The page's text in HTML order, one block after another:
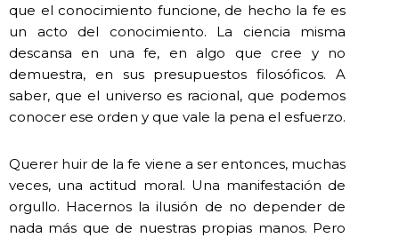
que el conocimiento funcione, de hecho la fe es
un acto del conocimiento. La ciencia misma
descansa en una fe, en algo que cree y no
demuestra, en sus presupuestos filosóficos. A
saber, que el universo es racional, que podemos
conocer ese orden y que vale la pena el esfuerzo.
Querer huir de la fe viene a ser entonces, muchas
veces, una actitud moral. Una manifestación de
orgullo. Hacernos la ilusión de no depender de
nada más que de nuestras propias manos. Pero